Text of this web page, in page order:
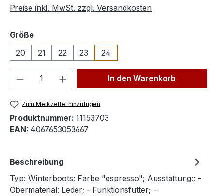
Preise inkl. MwSt. zzgl. Versandkosten
Größeauswählen
20
21 22 23 24
Produkt Anzahl: Gib denIn den Warenkorb
Zum Merkzettel hinzufügen
Produktnummer: 11153703
EAN: 4067653053667
Beschreibung
Typ: Winterboots; Farbe "espresso"; Ausstattung:; -
Obermaterial: Leder; - Funktionsfutter; -